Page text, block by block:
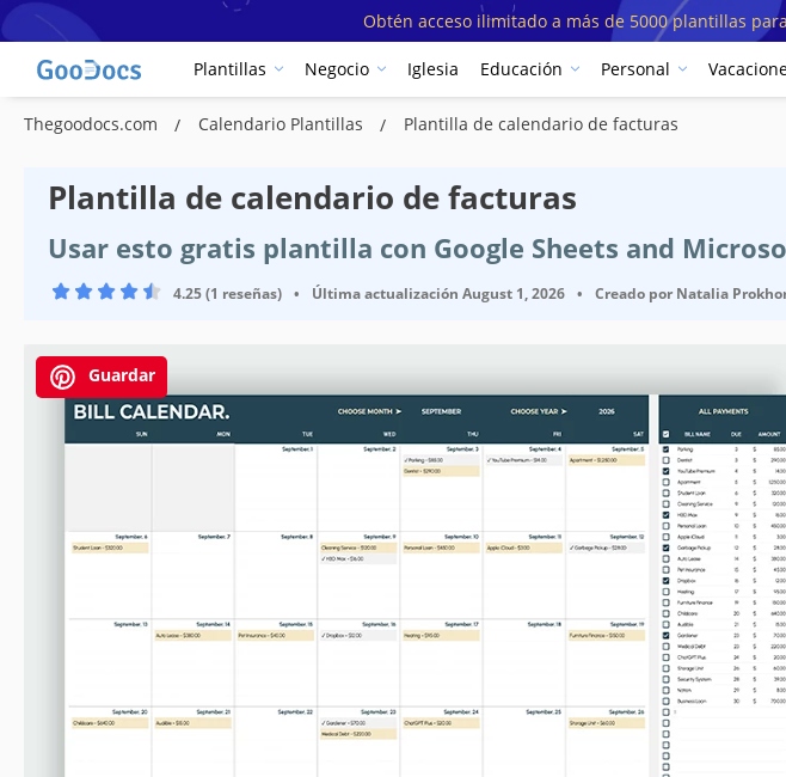
Obtén acceso ilimitado a más de 5000 plantillas
Plantillas Negocio Iglesia Educación Personal
Thegoodocs.com Calendario Plantillas Plantilla de calendario de facturas
Plantilla de calendario de facturas
Usar esto gratis plantilla con Google Sheets and
4.25 (1 reseñas) • Última actualización August 1, 2026 • Creado por Natalia
Guardar